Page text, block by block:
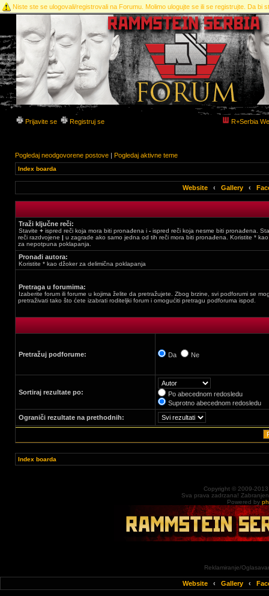
Niste ste se ulogovali/registrovali na Forumu. Molimo ulogujte se ili se registrujte. Da bi
Prijavite se Registruj se R+Serbia
Pogledaj neodgovorene postove | Pogledaj aktivne teme
Index boarda
Website ‹ Gallery ‹
Traži ključne reči:
Stavite + ispred reči koja mora biti pronađena i - ispred reči koja nesme biti pronađena.
reči razdvojene | u zagrade ako samo jedna od tih reči mora biti pronađena. Koristite *
za nepotpuna poklapanja.
Pronađi autora:
Koristite * kao džoker za delimična poklapanja
Pretraga u forumima:
Izaberite forum ili forume u kojima želite da pretražujete. Zbog brzine, svi podforumi se
pretraživati tako što ćete izabrati roditeljki forum i omogućiti pretragu podforuma ispod.
Pretražuj podforume: Da Ne
Sortiraj rezultate po:
Po abecednom redosledu
Suprotno abecednom redosledu
Ograniči rezultate na prethodnih:
Index boarda
Copyright © 2009-
Sva prava zadrzana!
Powered by
Reklamiranje/
Website ‹ Gallery ‹